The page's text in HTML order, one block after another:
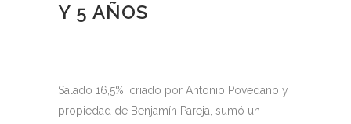
Y 5 AÑOS
Salado 16,5%, criado por Antonio Povedano y
propiedad de Benjamín Pareja, sumó un